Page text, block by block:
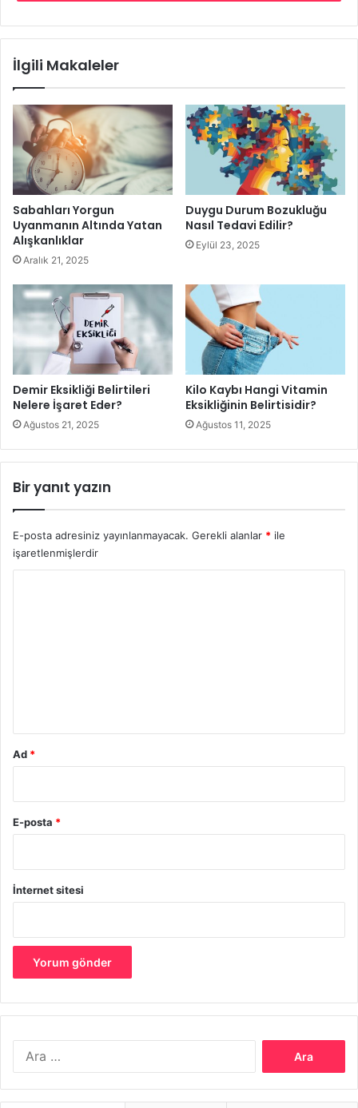
Şişkinlik
Geğirme
Gaz (gaz)
Sol üst veya sağdaki rahatsızlık; orta veya sol alt veya sağ
karın
Kabızlık
Mide ekşimesi
Göğüs rahatsızlığı
testler her zaman anormal değildir, ağrıya neden olan
hastalıklar birbirini taklit edebilir ve ağrının özellikleri
olabilecek diğer sağlık koşullarına bağlıdır.
Hangi Muayeneler Ve Testler Karın
İlgili Makaleler
Sabahları Yorgun
Uyanmanın Altında Yatan
Alışkanlıklar
Aralık 21, 2025
Duygu Durum Bozukluğu
Nasıl Tedavi Edilir?
Eylül 23, 2025
Demir Eksikliği Belirtileri
Nelere İşaret Eder?
Ağustos 21, 2025
Kilo Kaybı Hangi Vitamin
Eksikliğinin Belirtisidir?
Ağustos 11, 2025
Bir yanıt yazın
E-posta adresiniz yayınlanmayacak. Gerekli alanlar * ile
işaretlenmişlerdir
Ad *
E-posta *
İnternet sitesi